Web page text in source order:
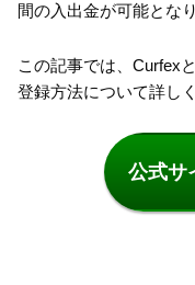
間の入出金が可能とな
この記事では、Curfex
登録方法について詳し
公式サ